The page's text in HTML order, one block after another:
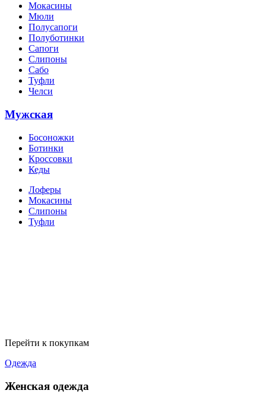
Мокасины
Мюли
Полусапоги
Полуботинки
Сапоги
Слипоны
Сабо
Туфли
Челси
Мужская
Босоножки
Ботинки
Кроссовки
Кеды
Лоферы
Мокасины
Слипоны
Туфли
Перейти к покупкам
Одежда
Женская одежда